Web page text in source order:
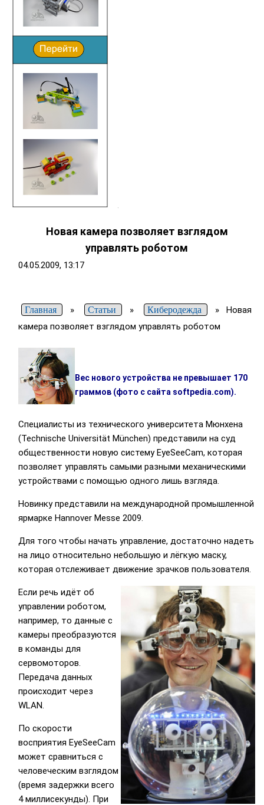
Новая камера позволяет взглядом
управлять роботом
04.05.2009, 13:17
Главная » Статьи » Киберодежда » Новая
камера позволяет взглядом управлять роботом
Вес нового устройства не превышает 170
граммов (фото с сайта softpedia.com).
Специалисты из технического университета Мюнхена
(Technische Universität München) представили на суд
общественности новую систему EyeSeeCam, которая
позволяет управлять самыми разными механическими
устройствами с помощью одного лишь взгляда.
Новинку представили на международной промышленной
ярмарке Hannover Messe 2009.
Для того чтобы начать управление, достаточно надеть
на лицо относительно небольшую и лёгкую маску,
которая отслеживает движение зрачков пользователя.
Если речь идёт об
управлении роботом,
например, то данные с
камеры преобразуются
в команды для
сервомоторов.
Передача данных
происходит через
WLAN.
По скорости
восприятия EyeSeeCam
может сравниться с
человеческим взглядом
(время задержки всего
4 миллисекунды). При